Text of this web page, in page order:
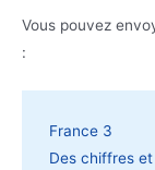
Vous pouvez
:
France 3
Des chiffres